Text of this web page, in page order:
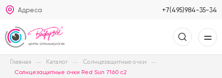
Адреса +7(495)984-35-34
Главная Каталог Солнцезащитные очки
Солнцезащитные очки Red Sun 7160 c2